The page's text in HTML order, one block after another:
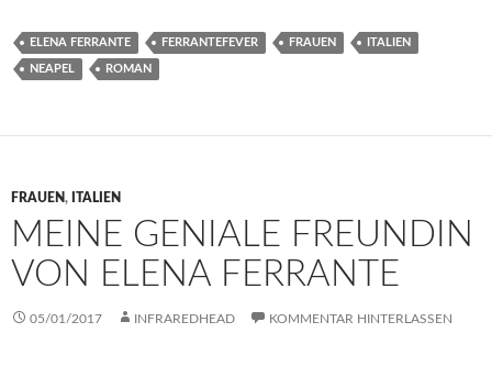
ELENA FERRANTE FERRANTEFEVER FRAUEN ITALIEN
NEAPEL ROMAN
FRAUEN, ITALIEN
MEINE GENIALE FREUNDIN
VON ELENA FERRANTE
05/01/2017 INFRAREDHEAD KOMMENTAR HINTERLASSEN